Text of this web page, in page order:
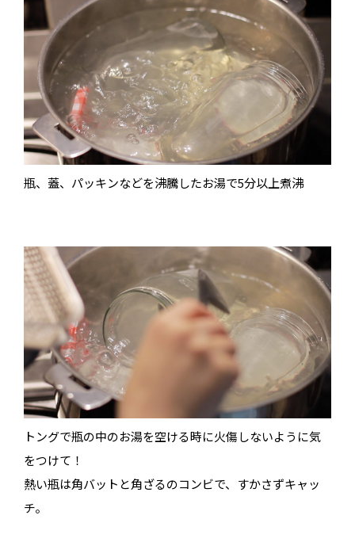
瓶、蓋、パッキンなどを沸騰したお湯で5分以上煮沸
トングで瓶の中のお湯を空ける時に火傷しないように気
をつけて！
熱い瓶は角バットと角ざるのコンビで、すかさずキャッ
チ。